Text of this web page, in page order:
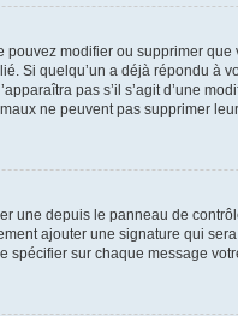
modifier ou supprimer
Si quelqu’un a déjà répondu à
pas s’il s’agit d’une
ne peuvent pas supprimer
une depuis le panneau de
ajouter une signature qui
sur chaque message